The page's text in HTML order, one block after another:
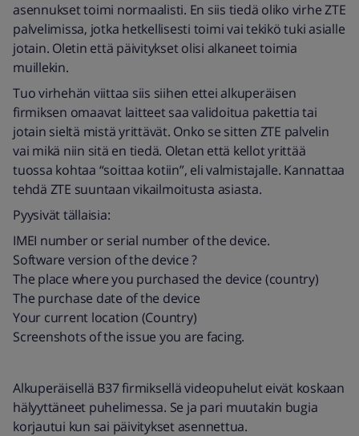
asennukset toimi normaalisti. En siis tiedä oliko virhe ZTE
palvelimissa, jotka hetkellisesti toimi vai tekikö tuki asialle
jotain. Oletin että päivitykset olisi alkaneet toimia
muillekin.
Tuo virhehän viittaa siis siihen ettei alkuperäisen
firmiksen omaavat laitteet saa validoitua pakettia tai
jotain sieltä mistä yrittävät. Onko se sitten ZTE palvelin
vai mikä niin sitä en tiedä. Oletan että kellot yrittää
tuossa kohtaa “soittaa kotiin”, eli valmistajalle. Kannattaa
tehdä ZTE suuntaan vikailmoitusta asiasta.
Pyysivät tällaisia:
IMEI number or serial number of the device.
Software version of the device ?
The place where you purchased the device (country)
The purchase date of the device
Your current location (Country)
Screenshots of the issue you are facing.
Alkuperäisellä B37 firmiksellä videopuhelut eivät koskaan
hälyyttäneet puhelimessa. Se ja pari muutakin bugia
korjautui kun sai päivitykset asennettua.